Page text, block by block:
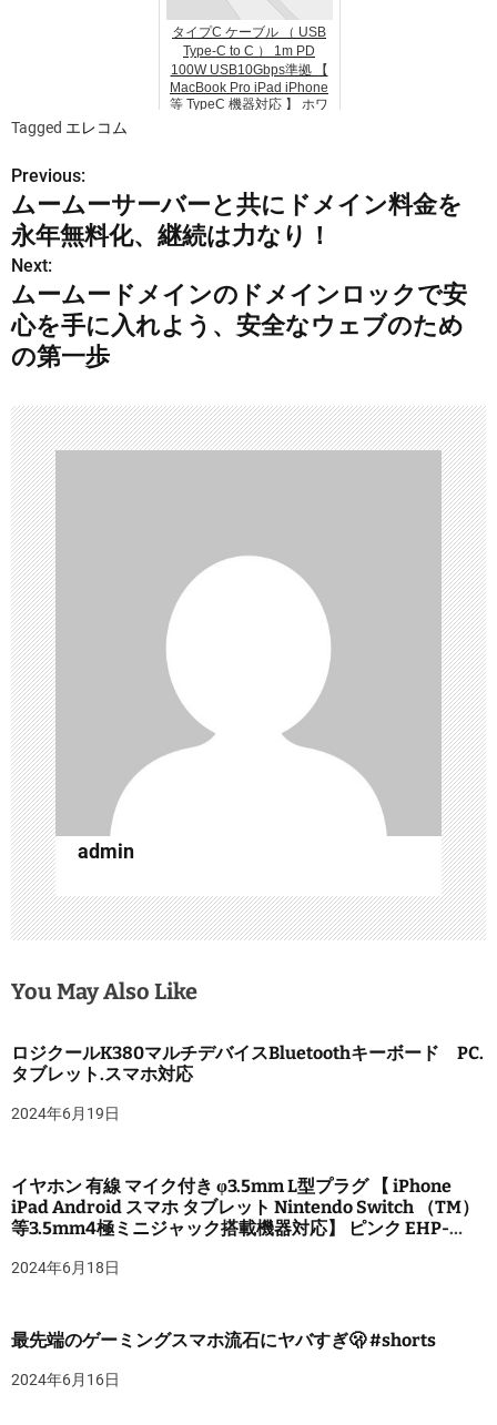
タイプC ケーブル （ USB
Type-C to C ） 1m PD
100W USB10Gbps準拠 【
MacBook Pro iPad iPhone
等 TypeC 機器対応 】 ホワ
Tagged エレコム
投
稿
ナ
ビ
ゲ
シ
ョ
ン
Previous:
ムームーサーバーと共にドメイン料金を
永年無料化、継続は力なり！
Next:
ムームードメインのドメインロックで安
心を手に入れよう、安全なウェブのため
の第一歩
admin
You May Also Like
ロジクールK380マルチデバイスBluetoothキーボード PC.
タブレット.スマホ対応
2024年6月19日
イヤホン 有線 マイク付き φ3.5mm L型プラグ 【 iPhone
iPad Android スマホ タブレット Nintendo Switch （TM）
等3.5mm4極ミニジャック搭載機器対応】 ピンク EHP-
2024年6月18日
最先端のゲーミングスマホ流石にヤバすぎ🫢 #shorts
2024年6月16日